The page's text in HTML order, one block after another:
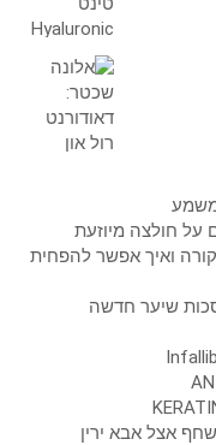
משמע
ואיך אפשר להפחית
שיער חדשה
אצל אבא ירין